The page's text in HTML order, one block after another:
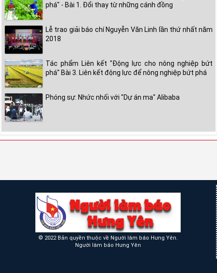
phá" - Bài 1. Đổi thay từ những cánh đồng
Lễ trao giải báo chí Nguyễn Văn Linh lần thứ nhất năm
2018
Tác phẩm Liên kết "Động lực cho nông nghiệp bứt
phá" Bài 3. Liên kết động lực để nông nghiệp bứt phá
Phóng sự: Nhức nhối với "Dự án ma" Alibaba
© 2022 Bản quyền thuộc về Người làm báo Hưng Yên.
Người làm báo Hưng Yên